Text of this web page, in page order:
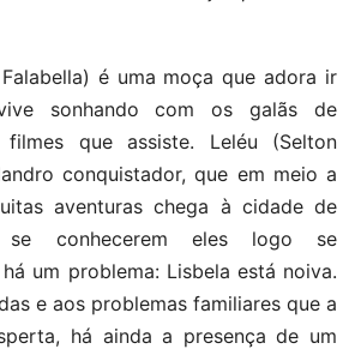
é uma moça que adora ir
sonhando com os galãs de
que assiste. Leléu (Selton
conquistador, que em meio a
aventuras chega à cidade de
se conhecerem eles logo se
um problema: Lisbela está noiva.
e aos problemas familiares que a
há ainda a presença de um